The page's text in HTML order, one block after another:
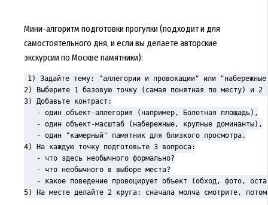
Мини-алгоритм подготовки прогулки (подходит и для
самостоятельного дня, и если вы делаете авторские
экскурсии по Москве памятники):
1) Задайте тему: "аллегории и провокации" или
2) Выберите 1 базовую точку (самая понятная по месту) и 2
3) Добавьте контраст:
   - один объект-аллегория (например, Болотная площадь),
   - один объект-масштаб (набережные, крупные доминанты),
   - один "камерный" памятник для близкого просмотра.
4) На каждую точку подготовьте 3 вопроса:
   - что здесь необычного формально?
   - что необычного в выборе места?
- какое поведение провоцирует объект (обход, фото,
5) На месте делайте 2 круга: сначала молча смотрите,